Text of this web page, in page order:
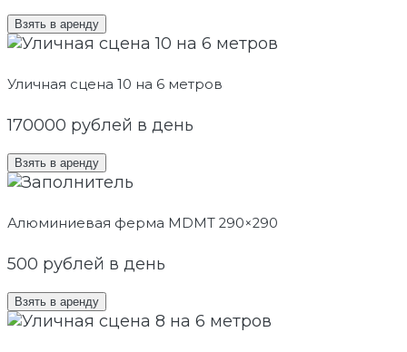
Взять в аренду
Уличная сцена 10 на 6 метров
170000 рублей в день
Взять в аренду
Алюминиевая ферма MDMT 290×290
500 рублей в день
Взять в аренду